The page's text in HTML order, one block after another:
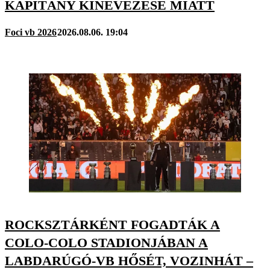
KAPITÁNY KINEVEZÉSE MIATT
Foci vb 20262026.08.06. 19:04
ROCKSZTÁRKÉNT FOGADTÁK A
COLO-COLO STADIONJÁBAN A
LABDARÚGÓ-VB HŐSÉT, VOZINHÁT –